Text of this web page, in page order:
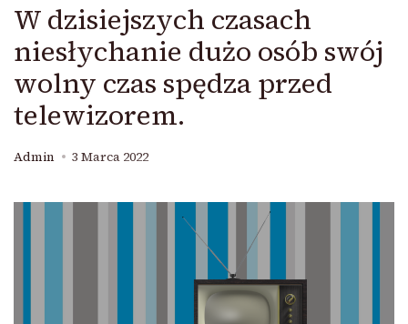
W dzisiejszych czasach
niesłychanie dużo osób swój
wolny czas spędza przed
telewizorem.
Admin 3 Marca 2022